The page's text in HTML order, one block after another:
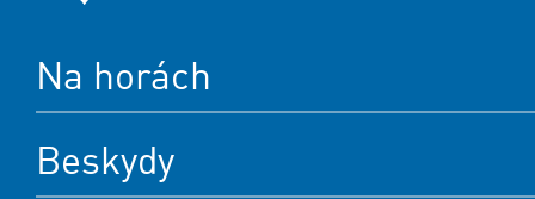
Na horách
Beskydy